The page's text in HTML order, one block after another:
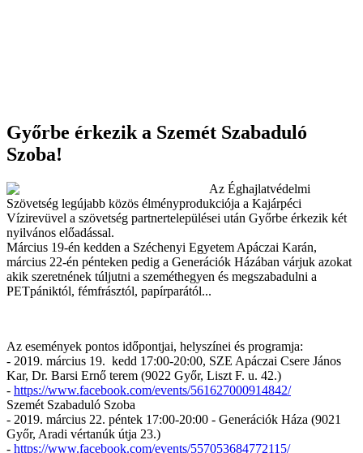
Győrbe érkezik a Szemét Szabaduló
Szoba!
Az Éghajlatvédelmi
Szövetség legújabb közös élményprodukciója a Kajárpéci
Vízirevüvel a szövetség partnertelepülései után Győrbe érkezik két
nyilvános előadással.
Március 19-én kedden a Széchenyi Egyetem Apáczai Karán,
március 22-én pénteken pedig a Generációk Házában várjuk azokat
akik szeretnének túljutni a szeméthegyen és megszabadulni a
PETpániktól, fémfrásztól, papírparától...
Az események pontos időpontjai, helyszínei és programja:
- 2019. március 19. kedd 17:00-20:00, SZE Apáczai Csere János
Kar, Dr. Barsi Ernő terem (9022 Győr, Liszt F. u. 42.)
- https://www.facebook.com/events/561627000914842/
Szemét Szabaduló Szoba
- 2019. március 22. péntek 17:00-20:00 - Generációk Háza (9021
Győr, Aradi vértanúk útja 23.)
- https://www.facebook.com/events/557053684772115/